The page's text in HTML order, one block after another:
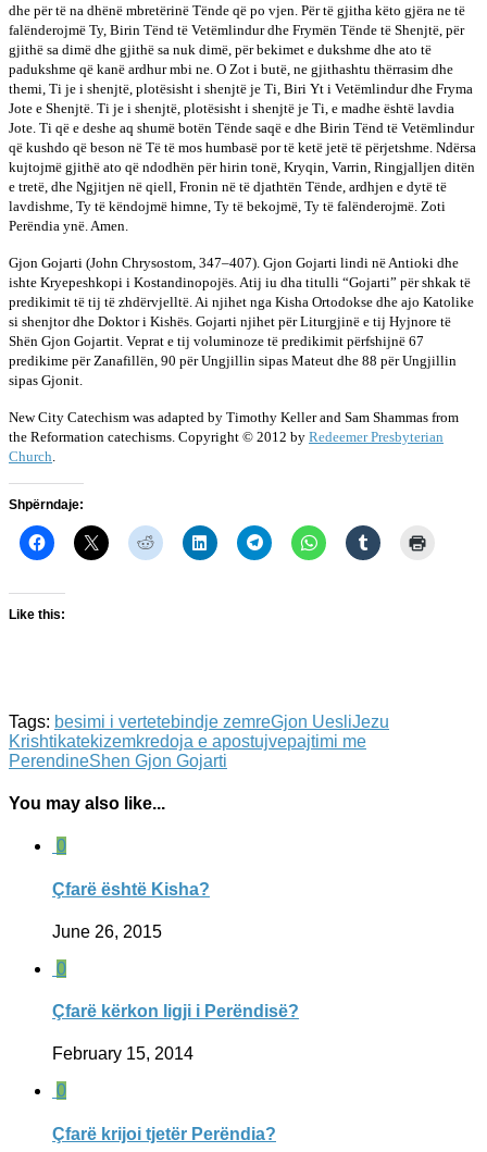
dhe për të na dhënë mbretërinë Tënde që po vjen. Për të gjitha këto gjëra ne të
falënderojmë Ty, Birin Tënd të Vetëmlindur dhe Frymën Tënde të Shenjtë, për
gjithë sa dimë dhe gjithë sa nuk dimë, për bekimet e dukshme dhe ato të
padukshme që kanë ardhur mbi ne. O Zot i butë, ne gjithashtu thërrasim dhe
themi, Ti je i shenjtë, plotësisht i shenjtë je Ti, Biri Yt i Vetëmlindur dhe Fryma
Jote e Shenjtë. Ti je i shenjtë, plotësisht i shenjtë je Ti, e madhe është lavdia
Jote. Ti që e deshe aq shumë botën Tënde saqë e dhe Birin Tënd të Vetëmlindur
që kushdo që beson në Të të mos humbasë por të ketë jetë të përjetshme. Ndërsa
kujtojmë gjithë ato që ndodhën për hirin tonë, Kryqin, Varrin, Ringjalljen ditën
e tretë, dhe Ngjitjen në qiell, Fronin në të djathtën Tënde, ardhjen e dytë të
lavdishme, Ty të këndojmë himne, Ty të bekojmë, Ty të falënderojmë. Zoti
Perëndia ynë. Amen.
Gjon Gojarti (John Chrysostom, 347–407). Gjon Gojarti lindi në Antioki dhe
ishte Kryepeshkopi i Kostandinopojës. Atij iu dha titulli “Gojarti” për shkak të
predikimit të tij të zhdërvjelltë. Ai njihet nga Kisha Ortodokse dhe ajo Katolike
si shenjtor dhe Doktor i Kishës. Gojarti njihet për Liturgjinë e tij Hyjnore të
Shën Gjon Gojartit. Veprat e tij voluminoze të predikimit përfshijnë 67
predikime për Zanafillën, 90 për Ungjillin sipas Mateut dhe 88 për Ungjillin
sipas Gjonit.
New City Catechism was adapted by Timothy Keller and Sam Shammas from
the Reformation catechisms. Copyright © 2012 by Redeemer Presbyterian
Church
Shpërndaje:
Like this:
Tags: besimi i vertetebindje zemreGjon UesliJezu
Krishtikatekizemkredoja e apostujvepajtimi me
PerendineShen Gjon Gojarti
You may also like...
0
Çfarë është Kisha?
June 26, 2015
0
Çfarë kërkon ligji i Perëndisë?
February 15, 2014
0
Çfarë krijoi tjetër Perëndia?